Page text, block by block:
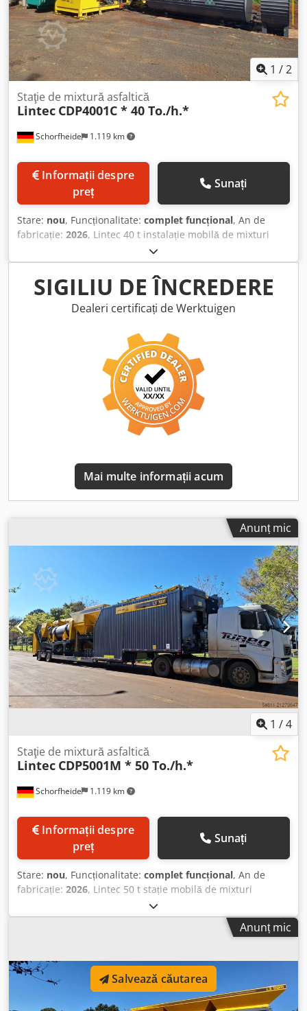
1 /2
Schorfheide 1.119 km
Staţie de mixtură asfaltică
Lintec CDP4001C * 40 To./h.*
preț
Sunați
Stare: nou, Funcționalitate: complet funcțional, An de
fabricație: 2026, Lintec 40 t instalație mobilă de mixturi
asfaltice Stare: Nouă Capacitate: 40 t/h Dcsdpfx Akjylqc
Sjwek Garanție: 1 an
SIGILIU DE ÎNCREDERE
Dealeri certificați de Werktuigen
Mai multe informații acum
Anunț mic
1 /4
Schorfheide 1.119 km
Staţie de mixtură asfaltică
Lintec CDP5001M * 50 To./h.*
preț
Sunați
Stare: nou, Funcționalitate: complet funcțional, An de
fabricație: 2026, Lintec 50 t stație mobilă de mixturi
asfaltice Stare: Nou Capacitate: 50 t/h Dsdpfx
Asylqdijkwock Garanție: 1 an
Anunț mic
Salvează căutarea